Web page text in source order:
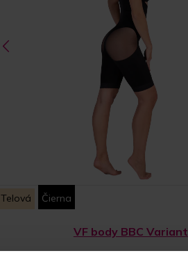
Telová Čierna
VF body BBC Variant